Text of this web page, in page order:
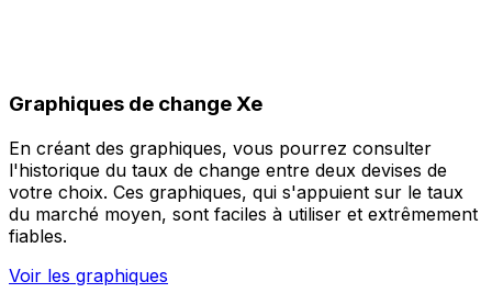
Graphiques de change Xe
En créant des graphiques, vous pourrez consulter
l'historique du taux de change entre deux devises de
votre choix. Ces graphiques, qui s'appuient sur le taux
du marché moyen, sont faciles à utiliser et extrêmement
fiables.
Voir les graphiques